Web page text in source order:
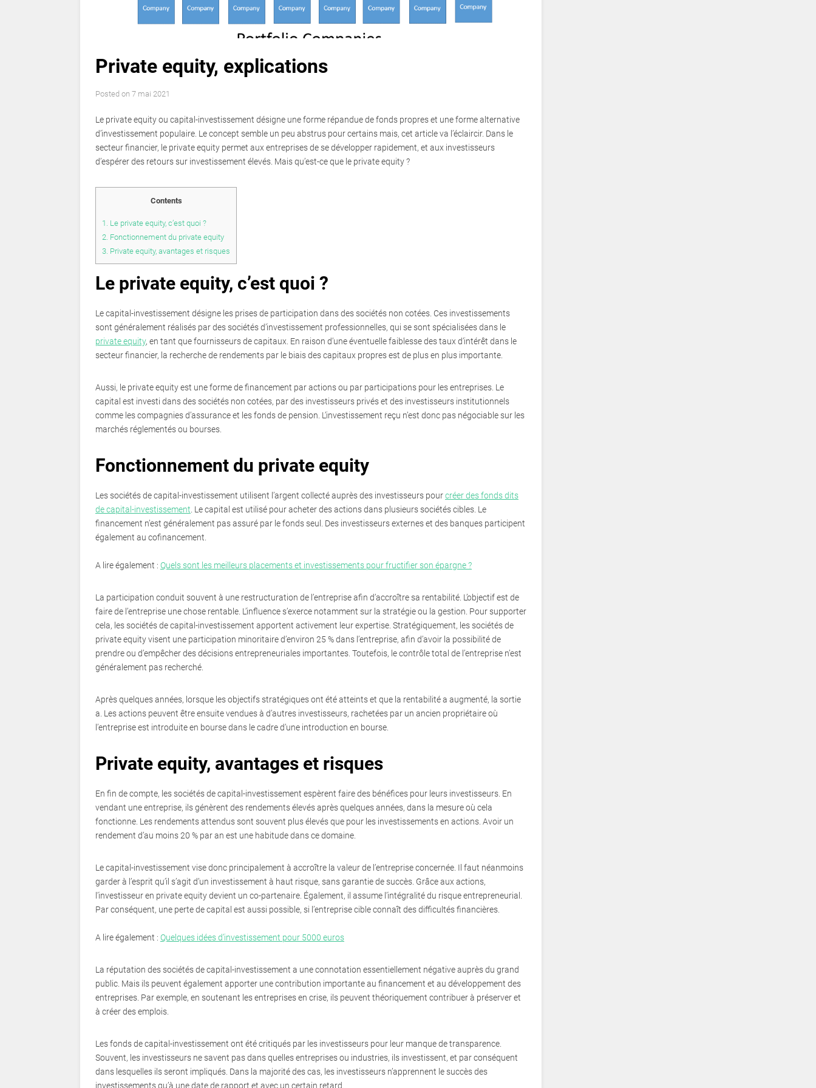
Private equity, explications
Posted on 7 mai 2021
Le private equity ou capital-investissement désigne une forme répandue de fonds propres et une forme alternative
d’investissement populaire. Le concept semble un peu abstrus pour certains mais, cet article va l’éclaircir. Dans le
secteur financier, le private equity permet aux entreprises de se développer rapidement, et aux investisseurs
d’espérer des retours sur investissement élevés. Mais qu’est-ce que le private equity ?
Contents
1. Le private equity, c’est quoi ?
2. Fonctionnement du private equity
3. Private equity, avantages et risques
Le private equity, c’est quoi ?
Le capital-investissement désigne les prises de participation dans des sociétés non cotées. Ces investissements
sont généralement réalisés par des sociétés d’investissement professionnelles, qui se sont spécialisées dans le
private equity, en tant que fournisseurs de capitaux. En raison d’une éventuelle faiblesse des taux d’intérêt dans le
secteur financier, la recherche de rendements par le biais des capitaux propres est de plus en plus importante.
Aussi, le private equity est une forme de financement par actions ou par participations pour les entreprises. Le
capital est investi dans des sociétés non cotées, par des investisseurs privés et des investisseurs institutionnels
comme les compagnies d’assurance et les fonds de pension. L’investissement reçu n’est donc pas négociable sur les
marchés réglementés ou bourses.
Fonctionnement du private equity
Les sociétés de capital-investissement utilisent l’argent collecté auprès des investisseurs pourcréer des fonds dits
de capital-investissement . Le capital est utilisé pour acheter des actions dans plusieurs sociétés cibles. Le
financement n’est généralement pas assuré par le fonds seul. Des investisseurs externes et des banques participent
également au cofinancement.
A lire également : Quels sont les meilleurs placements et investissements pour fructifier son épargne ?
La participation conduit souvent à une restructuration de l’entreprise afin d’accroître sa rentabilité. L’objectif est de
faire de l’entreprise une chose rentable. L’influence s’exerce notamment sur la stratégie ou la gestion. Pour supporter
cela, les sociétés de capital-investissement apportent activement leur expertise. Stratégiquement, les sociétés de
private equity visent une participation minoritaire d’environ 25 % dans l’entreprise, afin d’avoir la possibilité de
prendre ou d’empêcher des décisions entrepreneuriales importantes. Toutefois, le contrôle total de l’entreprise n’est
généralement pas recherché.
Après quelques années, lorsque les objectifs stratégiques ont été atteints et que la rentabilité a augmenté, la sortie
a. Les actions peuvent être ensuite vendues à d’autres investisseurs, rachetées par un ancien propriétaire où
l’entreprise est introduite en bourse dans le cadre d’une introduction en bourse.
Private equity, avantages et risques
En fin de compte, les sociétés de capital-investissement espèrent faire des bénéfices pour leurs investisseurs. En
vendant une entreprise, ils génèrent des rendements élevés après quelques années, dans la mesure où cela
fonctionne. Les rendements attendus sont souvent plus élevés que pour les investissements en actions. Avoir un
rendement d’au moins 20 % par an est une habitude dans ce domaine.
Le capital-investissement vise donc principalement à accroître la valeur de l’entreprise concernée. Il faut néanmoins
garder à l’esprit qu’il s’agit d’un investissement à haut risque, sans garantie de succès. Grâce aux actions,
l’investisseur en private equity devient un co-partenaire. Également, il assume l’intégralité du risque entrepreneurial.
Par conséquent, une perte de capital est aussi possible, si l’entreprise cible connaît des difficultés financières.
A lire également : Quelques idées d’investissement pour 5000 euros
La réputation des sociétés de capital-investissement a une connotation essentiellement négative auprès du grand
public. Mais ils peuvent également apporter une contribution importante au financement et au développement des
entreprises. Par exemple, en soutenant les entreprises en crise, ils peuvent théoriquement contribuer à préserver et
à créer des emplois.
Les fonds de capital-investissement ont été critiqués par les investisseurs pour leur manque de transparence.
Souvent, les investisseurs ne savent pas dans quelles entreprises ou industries, ils investissent, et par conséquent
dans lesquelles ils seront impliqués. Dans la majorité des cas, les investisseurs n’apprennent le succès des
investissements qu’à une date de rapport et avec un certain retard.